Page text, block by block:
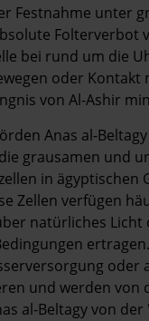
Festnahme unter
Folterverbot
bei rund um die
oder
von Al-Ashir
Anas al-
grausamen und
in ägyptischen
Zellen verfügen
natürliches
oder
und werden von
al-Beltagy von